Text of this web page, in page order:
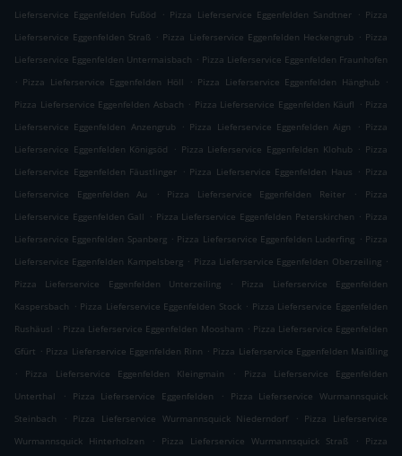
Lieferservice Eggenfelden Fußöd
. Pizza Lieferservice Eggenfelden Sandtner . Pizza
Lieferservice Eggenfelden Straß . Pizza Lieferservice Eggenfelden Heckengrub . Pizza
Lieferservice Eggenfelden Untermaisbach . Pizza Lieferservice Eggenfelden Fraunhofen
. Pizza Lieferservice Eggenfelden Höll . Pizza Lieferservice Eggenfelden Hänghub
.
Pizza Lieferservice Eggenfelden Asbach . Pizza Lieferservice Eggenfelden Käufl . Pizza
Lieferservice Eggenfelden Anzengrub
. Pizza Lieferservice Eggenfelden Aign . Pizza
Lieferservice Eggenfelden Königsöd
. Pizza Lieferservice Eggenfelden Klohub . Pizza
Lieferservice Eggenfelden Fäustlinger . Pizza Lieferservice Eggenfelden Haus . Pizza
Lieferservice Eggenfelden Au
. Pizza Lieferservice Eggenfelden Reiter .
Pizza
Lieferservice Eggenfelden Gall . Pizza Lieferservice Eggenfelden Peterskirchen . Pizza
Lieferservice Eggenfelden Spanberg . Pizza Lieferservice Eggenfelden Luderfing . Pizza
Lieferservice Eggenfelden Kampelsberg . Pizza Lieferservice Eggenfelden Oberzeiling .
Pizza Lieferservice Eggenfelden Unterzeiling
.
Pizza Lieferservice Eggenfelden
Kaspersbach . Pizza Lieferservice Eggenfelden Stock . Pizza Lieferservice Eggenfelden
Rushäusl . Pizza Lieferservice Eggenfelden Moosham . Pizza Lieferservice Eggenfelden
Gfürt . Pizza Lieferservice Eggenfelden Rinn . Pizza Lieferservice Eggenfelden Maißling
.
Pizza Lieferservice Eggenfelden Kleingmain .
Pizza Lieferservice Eggenfelden
Unterthal
. Pizza Lieferservice Eggenfelden .
Pizza Lieferservice Wurmannsquick
Steinbach
. Pizza Lieferservice Wurmannsquick Niederndorf . Pizza Lieferservice
Wurmannsquick Hinterholzen
. Pizza Lieferservice Wurmannsquick Straß .
Pizza